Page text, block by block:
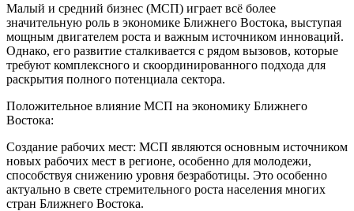
Малый и средний бизнес (МСП) играет всё более
значительную роль в экономике Ближнего Востока, выступая
мощным двигателем роста и важным источником инноваций.
Однако, его развитие сталкивается с рядом вызовов, которые
требуют комплексного и скоординированного подхода для
раскрытия полного потенциала сектора.
Положительное влияние МСП на экономику Ближнего
Востока:
Создание рабочих мест: МСП являются основным источником
новых рабочих мест в регионе, особенно для молодежи,
способствуя снижению уровня безработицы. Это особенно
актуально в свете стремительного роста населения многих
стран Ближнего Востока.